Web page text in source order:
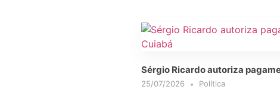
Sérgio Ricardo autoriza
25/07/2026 Política